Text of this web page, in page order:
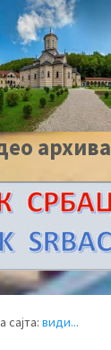
архива
сајта: види...